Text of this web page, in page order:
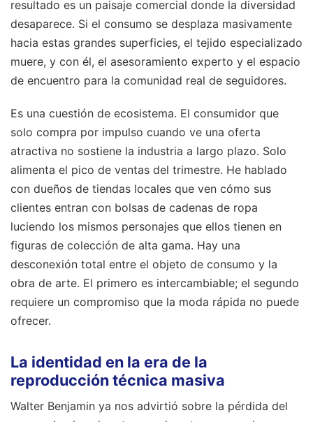
resultado es un paisaje comercial donde la diversidad
desaparece. Si el consumo se desplaza masivamente
hacia estas grandes superficies, el tejido especializado
muere, y con él, el asesoramiento experto y el espacio
de encuentro para la comunidad real de seguidores.
Es una cuestión de ecosistema. El consumidor que
solo compra por impulso cuando ve una oferta
atractiva no sostiene la industria a largo plazo. Solo
alimenta el pico de ventas del trimestre. He hablado
con dueños de tiendas locales que ven cómo sus
clientes entran con bolsas de cadenas de ropa
luciendo los mismos personajes que ellos tienen en
figuras de colección de alta gama. Hay una
desconexión total entre el objeto de consumo y la
obra de arte. El primero es intercambiable; el segundo
requiere un compromiso que la moda rápida no puede
ofrecer.
La identidad en la era de la
reproducción técnica masiva
Walter Benjamin ya nos advirtió sobre la pérdida del